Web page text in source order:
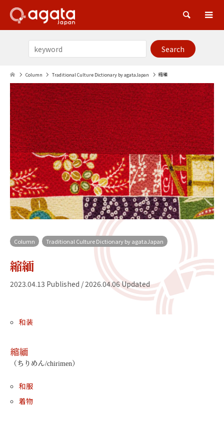
Column Traditional Culture Dictionary by agataJapan 縮緬
Column Traditional Culture Dictionary by agataJapan
縮緬
2023.04.13 Published / 2026.04.06 Updated
和装
縮緬
（ちりめん/chirimen）
和服
着物